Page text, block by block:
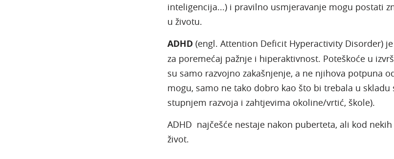
inteligencija...) i pravilno usmjeravanje mogu postati
u životu.
ADHD (engl. Attention Deficit Hyperactivity Disorder)
za poremećaj pažnje i hiperaktivnost. Poteškoće u
su samo razvojno zakašnjenje, a ne njihova potpuna
mogu, samo ne tako dobro kao što bi trebala u skladu
stupnjem razvoja i zahtjevima okoline/vrtić, škole).
ADHD najčešće nestaje nakon puberteta, ali kod
život.